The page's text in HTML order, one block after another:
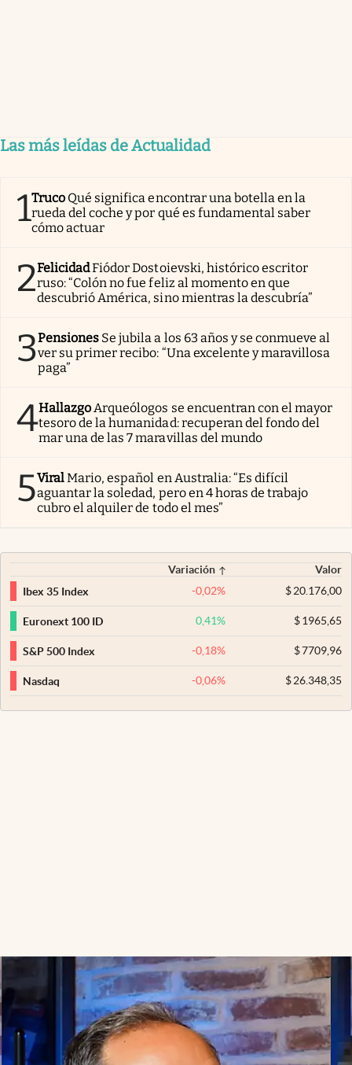
Las más leídas de Actualidad
1Truco Qué significa encontrar una botella en la
rueda del coche y por qué es fundamental saber
cómo actuar
2FelicidadFiódor Dostoievski, histórico escritor
ruso: “Colón no fue feliz al momento en que
descubrió América, sino mientras la descubría”
3Pensiones Se jubila a los 63 años y se conmueve al
ver su primer recibo: “Una excelente y maravillosa
paga”
4HallazgoArqueólogos se encuentran con el mayor
tesoro de la humanidad: recuperan del fondo del
mar una de las 7 maravillas del mundo
5ViralMario, español en Australia: “Es difícil
aguantar la soledad, pero en 4 horas de trabajo
cubro el alquiler de todo el mes”
Variación
Valor
Ibex 35 Index
-0,02% $20.176,00
Euronext 100 ID 0,41% $1965,65
S&P 500 Index -0,18% $7709,96
Nasdaq -0,06% $26.348,35